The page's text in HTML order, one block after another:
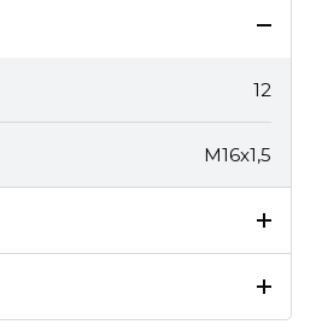
12
M16x1,5